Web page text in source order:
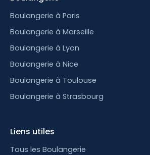
Boulangerie à Paris
Boulangerie à Marseille
Boulangerie à Lyon
Boulangerie à Nice
Boulangerie à Toulouse
Boulangerie à Strasbourg
Liens utiles
Tous les Boulangerie